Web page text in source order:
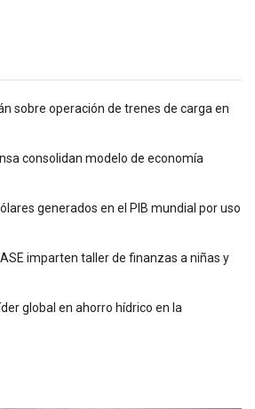
sobre operación de trenes de carga en
consolidan modelo de economía
generados en el PIB mundial por uso
imparten taller de finanzas a niñas y
global en ahorro hídrico en la